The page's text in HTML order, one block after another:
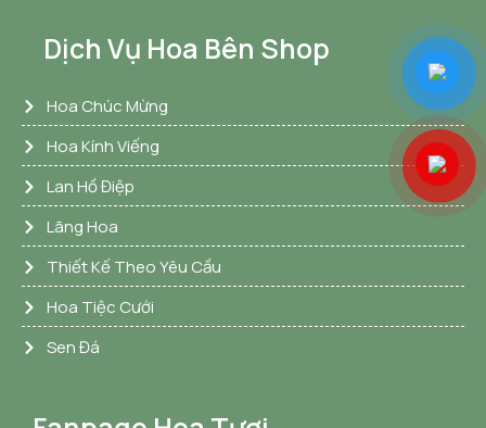
Dịch Vụ Hoa Bên Shop
Hoa Chúc Mừng
Hoa Kính Viếng
Lan Hồ Điệp
Lãng Hoa
Thiết Kế Theo Yêu Cầu
Hoa Tiệc Cưới
Sen Đá